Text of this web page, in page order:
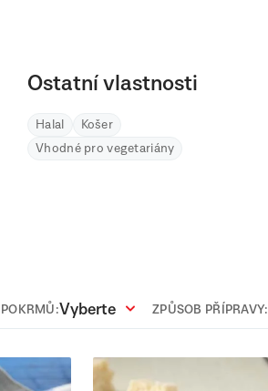
Ostatní vlastnosti
Halal
Košer
Vhodné pro vegetariány
Vyberte ZPŮSOB PŘÍPRAVY: